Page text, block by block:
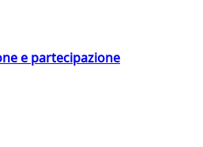
e partecipazione